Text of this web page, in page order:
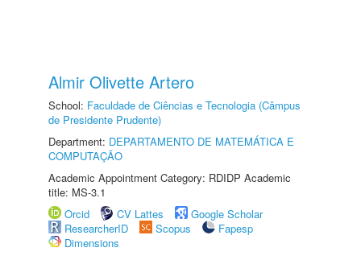
Almir Olivette Artero
School: Faculdade de Ciências e Tecnologia (Câmpus
de Presidente Prudente)
Department: DEPARTAMENTO DE MATEMÁTICA E
COMPUTAÇÃO
Academic Appointment Category: RDIDP Academic
title: MS-3.1
Orcid
CV Lattes
Google Scholar
ResearcherID
Scopus
Fapesp
Dimensions